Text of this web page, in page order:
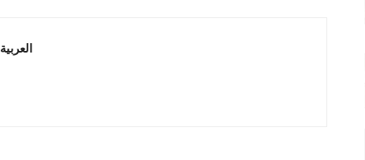
Turkish Drama HD العربية